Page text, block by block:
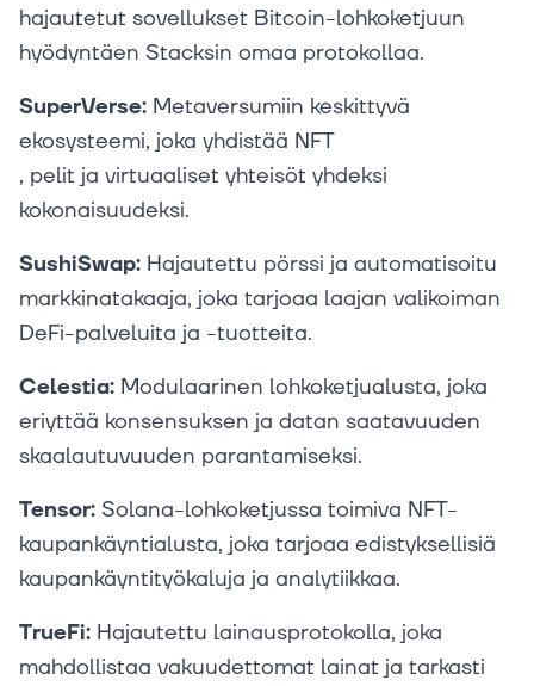
hajautetut sovellukset Bitcoin-lohkoketjuun
hyödyntäen Stacksin omaa protokollaa.
SuperVerse: Metaversumiin keskittyvä
ekosysteemi, joka yhdistää NFT
, pelit ja virtuaaliset yhteisöt yhdeksi
kokonaisuudeksi.
SushiSwap: Hajautettu pörssi ja automatisoitu
markkinatakaaja, joka tarjoaa laajan valikoiman
DeFi-palveluita ja -tuotteita.
Celestia: Modulaarinen lohkoketjualusta, joka
eriyttää konsensuksen ja datan saatavuuden
skaalautuvuuden parantamiseksi.
Tensor: Solana-lohkoketjussa toimiva NFT-
kaupankäyntialusta, joka tarjoaa edistyksellisiä
kaupankäyntityökaluja ja analytiikkaa.
TrueFi: Hajautettu lainausprotokolla, joka
mahdollistaa vakuudettomat lainat ja tarkasti